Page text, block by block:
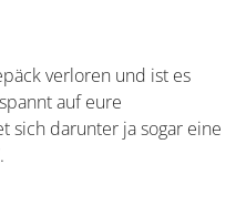
verloren und ist es
auf eure
sich darunter ja sogar eine